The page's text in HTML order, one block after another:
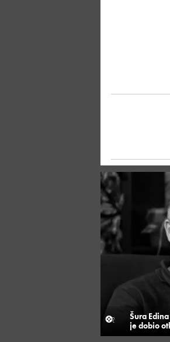
Šura
je dobio